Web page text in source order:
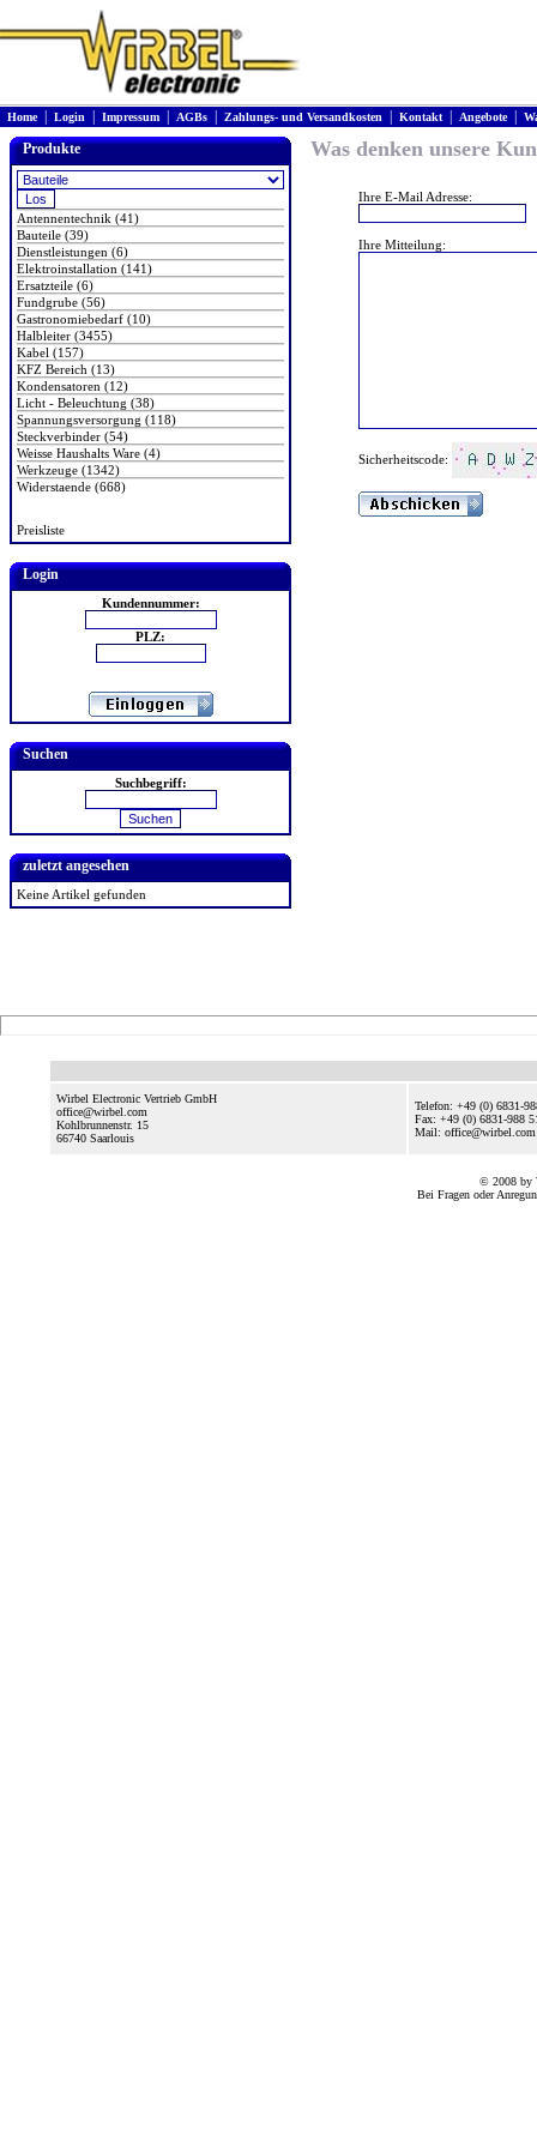
Home| Login Impressum AGBs Zahlungs- und Versandkosten Kontakt| Angebote|
Produkte
Antennentechnik (41)
Bauteile (39)
Dienstleistungen (6)
Elektroinstallation (141)
Ersatzteile (6)
Fundgrube (56)
Gastronomiebedarf (10)
Halbleiter (3455)
Kabel (157)
KFZ Bereich (13)
Kondensatoren (12)
Licht - Beleuchtung (38)
Spannungsversorgung (118)
Steckverbinder (54)
Weisse Haushalts Ware (4)
Werkzeuge (1342)
Widerstaende (668)
Preisliste
Login
Kundennummer:
PLZ:
Suchen
Suchbegriff:
zuletzt angesehen
Keine Artikel gefunden
Was denken unsere
Ihre E-Mail Adresse:
Ihre Mitteilung:
Sicherheitscode:
Wirbel Electronic Vertrieb GmbH
office@wirbel.com
Kohlbrunnenstr. 15
66740 Saarlouis
Telefon: +49 (0) 6831-
Fax: +49 (0) 6831-988
Mail: office@wirbel.com
© 2008 by
Bei Fragen oder